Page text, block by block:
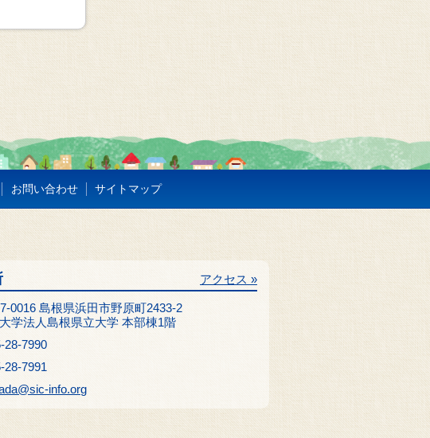
お問い合わせ サイトマップ
0016 島根県浜田市野原町2433-2
学法人島根県立大学 本部棟1階
アクセス »
28-7990
28-7991
info.org